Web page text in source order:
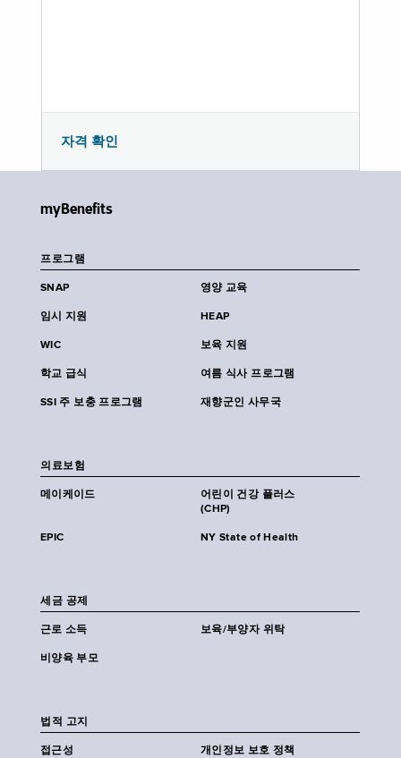
자격 확인
myBenefits
프로그램
SNAP 영양 교육
임시 지원 HEAP
WIC 보육 지원
학교 급식 여름 식사 프로그램
SSI 주 보충 프로그램 재향군인 사무국
의료보험
메이케이드
어린이 건강 플러스
(CHP)
EPIC NY State of Health
세금 공제
근로 소득 보육/부양자 위탁
비양육 부모
법적 고지
접근성 개인정보 보호 정책